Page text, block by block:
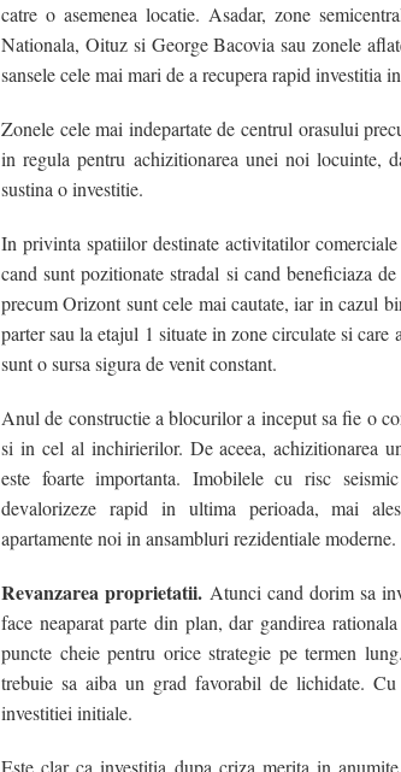
catre o asemenea locatie. Asadar, zone
Nationala, Oituz si George Bacovia sau zonele
sansele cele mai mari de a recupera rapid investitia
Zonele cele mai indepartate de centrul orasului
in regula pentru achizitionarea unei noi locuinte,
sustina o investitie.
In privinta spatiilor destinate activitatilor
cand sunt pozitionate stradal si cand beneficiaza
precum Orizont sunt cele mai cautate, iar in cazul
parter sau la etajul 1 situate in zone circulate si
sunt o sursa sigura de venit constant.
Anul de constructie a blocurilor a inceput sa fie o
si in cel al inchirierilor. De aceea, achizitionarea
este foarte importanta. Imobilele cu risc
devalorizeze rapid in ultima perioada, mai
apartamente noi in ansambluri rezidentiale moderne.
Revanzarea proprietatii. Atunci cand dorim sa
face neaparat parte din plan, dar gandirea
puncte cheie pentru orice strategie pe termen
trebuie sa aiba un grad favorabil de lichidate.
investitiei initiale.
Este clar ca investitia dupa criza merita in